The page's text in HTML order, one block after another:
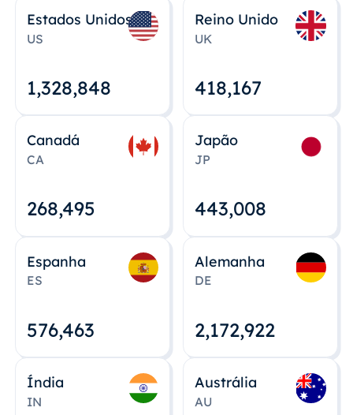
Estados Unidos
US
1,328,848
Reino Unido
UK
418,167
Canadá
CA
268,495
Japão
JP
443,008
Espanha
ES
576,463
Alemanha
DE
2,172,922
Índia
IN
Austrália
AU